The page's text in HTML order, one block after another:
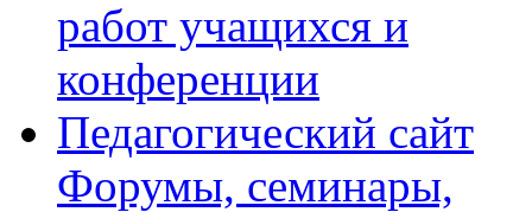
работ учащихся и
конференции
Педагогический сайт
Форумы, семинары,